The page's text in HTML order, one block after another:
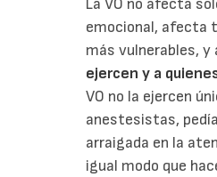
La VO no afecta
emocional, afecta
más vulnerables, y
ejercen y a
VO no la ejercen
anestesistas,
arraigada en la
igual modo que